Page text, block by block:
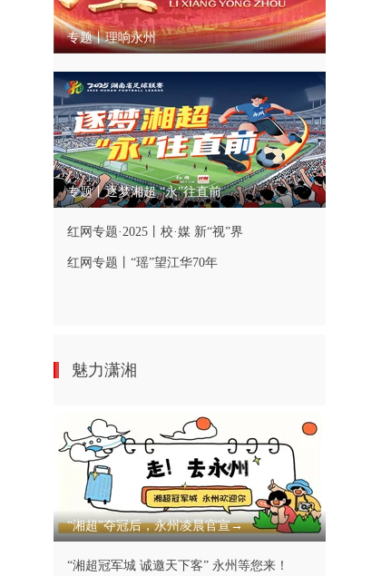
专题丨理响永州
专题丨逐梦湘超 “永”往直前
红网专题·2025丨校·媒 新“视”界
红网专题丨“瑶”望江华70年
魅力潇湘
“湘超”夺冠后，永州凌晨官宣→
“湘超冠军城 诚邀天下客” 永州等您来！